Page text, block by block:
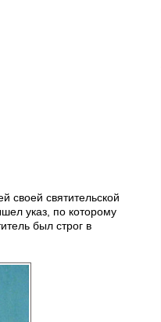
своей святительской
указ, по которому
был строг в